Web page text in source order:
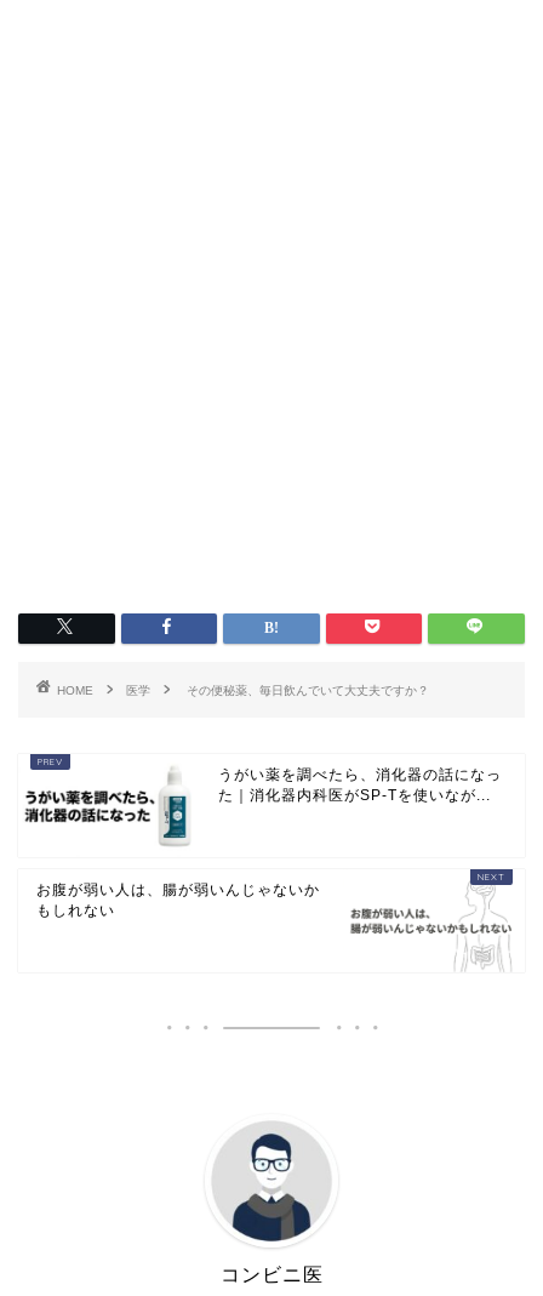
HOME 医学 その便秘薬、毎日飲んでいて大丈夫ですか？
うがい薬を調べたら、消化器の話になっ
た｜消化器内科医がSP-Tを使いなが...
お腹が弱い人は、腸が弱いんじゃないか
もしれない
コンビニ医